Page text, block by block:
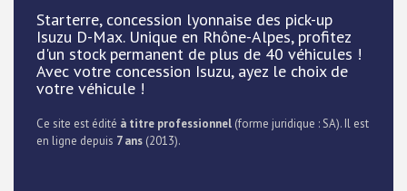
Starterre, concession lyonnaise des pick-up
Isuzu D-Max. Unique en Rhône-Alpes, profitez
d'un stock permanent de plus de 40 véhicules !
Avec votre concession Isuzu, ayez le choix de
votre véhicule !
Ce site est édité à titre professionnel (forme juridique : SA). Il est
en ligne depuis 7 ans (2013).